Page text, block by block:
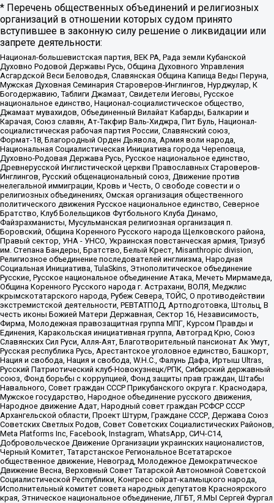
* Перечень общественных объединений и религиозных
организаций в отношении которых судом принято
вступившее в законную силу решение о ликвидации или
запрете деятельности:
Национал-большевистская партия, ВЕК РА, Рада земли Кубанской
Духовно Родовой Державы Русь, Община Духовного Управления
Асгардской Веси Беловодья, Славянская Община Капища Веды Перуна,
Мужская Духовная Семинария Староверов-Инглингов, Нурджулар, К
Богодержавию, Таблиги Джамаат, Свидетели Иеговы, Русское
национальное единство, Национал-социалистическое общество,
Джамаат мувахидов, Объединенный Вилайат Кабарды, Балкарии и
Карачая, Союз славян, Ат-Такфир Валь-Хиджра, Пит Буль, Национал-
социалистическая рабочая партия России, Славянский союз,
Формат-18, Благородный Орден Дьявола, Армия воли народа,
Национальная Социалистическая Инициатива города Череповца,
Духовно-Родовая Держава Русь, Русское национальное единство,
Древнерусской Инглистической церкви Православных Староверов-
Инглингов, Русский общенациональный союз, Движение против
нелегальной иммиграции, Кровь и Честь, О свободе совести и о
религиозных объединениях, Омская организация общественного
политического движения Русское национальное единство, Северное
Братство, Клуб Болельщиков Футбольного Клуба Динамо,
Файзрахманисты, Мусульманская религиозная организация п.
Боровский, Община Коренного Русского народа Щелковского района,
Правый сектор, УНА - УНСО, Украинская повстанческая армия, Тризуб
им. Степана Бандеры, Братство, Белый Крест, Misanthropic division,
Религиозное объединение последователей инглиизма, Народная
Социальная Инициатива, TulaSkins, Этнополитическое объединение
Русские, Русское национальное объединение Атака, Мечеть Мирмамеда,
Община Коренного Русского народа г. Астрахани, ВОЛЯ, Меджлис
крымскотатарского народа, Рубеж Севера, ТОЙС, О противодействии
экстремистской деятельности, РЕВТАТПОД, Артподготовка, Штольц, В
честь иконы Божией Матери Державная, Сектор 16, Независимость,
Фирма, Молодежная правозащитная группа МПГ, Курсом Правды и
Единения, Каракольская инициативная группа, Автоград Крю, Союз
Славянских Сил Руси, Алля-Аят, Благотворительный пансионат Ак Умут,
Русская республика Русь, Арестантское уголовное единство, Башкорт,
Нация и свобода, Нация и свобода, W.H.С., Фалунь Дафа, Иртыш Ultras,
Русский Патриотический клуб-Новокузнецк/РПК, Сибирский державный
союз, Фонд борьбы с коррупцией, Фонд защиты прав граждан, Штабы
Навального, Совет граждан СССР Прикубанского округа г. Краснодара,
Мужское государство, Народное объединение русского движения,
Народное движение Адат, Народный совет граждан РСФСР СССР
Архангельской области, Проект Штурм, Граждане СССР, Держава Союз
Советских Светлых Родов, Совет Советских Социалистических Районов,
Meta Platforms Inc, Facebook, Instagram, WhatsApp, СИЧ-С14,
Добровольческое Движение Организации украинских националистов,
Черный Комитет, Татарстанское Региональное Всетатарское
общественное движение, Невоград, Молодежное Демократическое
Движение Весна, Верховный Совет Татарской Автономной Советской
Социалистической Республики, Конгресс ойрат-калмыцкого народа,
Исполнительный комитет совета народных депутатов Красноярского
края, Этническое национальное объединение, ЛГБТ, Я.МЫ Сергей Фургал